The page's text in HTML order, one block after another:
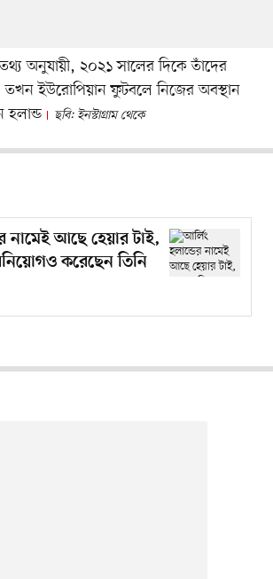
তথ্য অনুযায়ী, ২০২১ সালের দিকে তাঁদের
তখন ইউরোপিয়ান ফুটবলে নিজের অবস্থান
হলান্ড
ছবি: ইনস্টাগ্রাম থেকে
নামেই আছে হেয়ার টাই,
করেছেন তিনি